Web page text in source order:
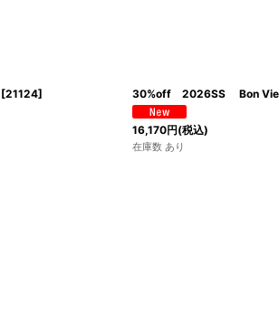
[21124] 30%off 2026SS Bon
16,170円(税込)
在庫数 あり